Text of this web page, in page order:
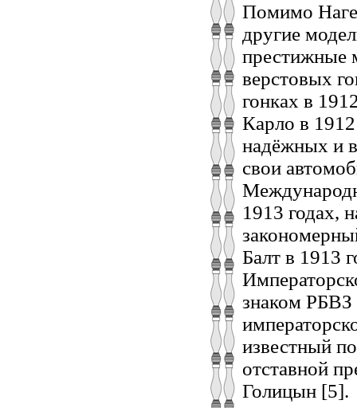
Помимо
другие
престижные
верстовых
гонках в
Карло в
надёжных и
свои
1913 годах,
Балт в 1913
знаком РБВЗ
известный
отставной
Голицын [5].